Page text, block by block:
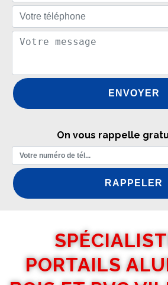
On vous rappelle
PORTAILS